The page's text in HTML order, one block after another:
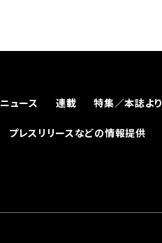
ニュース 連載 特集／本誌より
プレスリリースなどの情報提供